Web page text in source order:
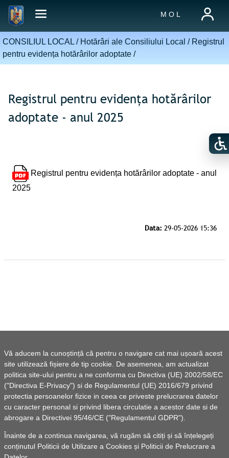
Vă aducem la cunoștință că pentru o navigare cat mai ușoară acest
site utilizează fișiere de tip cookie. De asemenea, am actualizat
politica site-ului pentru a ne conforma cu Directiva (UE) 2002/58/EC
("Directiva E-Privacy") si de Regulamentul (UE) 2016/679 privind
protectia persoanelor fizice in ceea ce priveste prelucrarea datelor
cu caracter personal si privind libera circulatie a acestor date si de
abrogare a Directivei 95/46/CE ("Regulamentul GDPR").
Înainte de a continua navigarea, vă rugăm să citiți și să înțelegeți
conținutul Politicii de Utilizare a Cookies și Politicii de Prelucrare a
M O L
CONSILIUL LOCAL / Hotărâri ale Consiliului Local / Registrul
pentru evidența hotărârilor adoptate/
Registrul pentru evidența hotărârilor
adoptate - anul 2025
Registrul pentru evidența hotărârilor adoptate - anul
2025